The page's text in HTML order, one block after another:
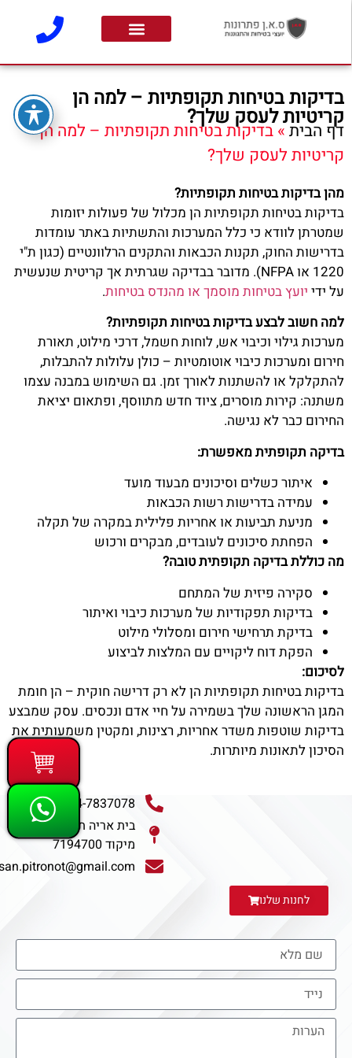
בדיקות בטיחות תקופתיות – למה הן
קריטיות לעסק שלך?
דף הבית»בדיקות בטיחות תקופתיות – למה הן
קריטיות לעסק שלך?
מהן בדיקות בטיחות תקופתיות?
בדיקות בטיחות תקופתיות הן מכלול של פעולות יזומות
שמטרתן לוודא כי כלל המערכות והתשתיות באתר עומדות
בדרישות החוק, תקנות הכבאות והתקנים הרלוונטיים (כגון ת"י
1220 או NFPA). מדובר בבדיקה שגרתית אך קריטית שנעשית
על ידי יועץ בטיחות מוסמך או מהנדס בטיחות.
למה חשוב לבצע בדיקות בטיחות תקופתיות?
מערכות גילוי וכיבוי אש, לוחות חשמל, דרכי מילוט, תאורת
חירום ומערכות כיבוי אוטומטיות – כולן עלולות להתבלות,
להתקלקל או להשתנות לאורך זמן. גם השימוש במבנה עצמו
משתנה: קירות מוסרים, ציוד חדש מתווסף, ופתאום יציאת
החירום כבר לא נגישה.
בדיקה תקופתית מאפשרת:
איתור כשלים וסיכונים מבעוד מועד
עמידה בדרישות רשות הכבאות
מניעת תביעות או אחריות פלילית במקרה של תקלה
הפחתת סיכונים לעובדים, מבקרים ורכוש
מה כוללת בדיקה תקופתית טובה?
סקירה פיזית של המתחם
בדיקות תפקודיות של מערכות כיבוי ואיתור
בדיקת תרחישי חירום ומסלולי מילוט
הפקת דוח ליקויים עם המלצות לביצוע
לסיכום:
בדיקות בטיחות תקופתיות הן לא רק דרישה חוקית – הן חומת
המגן הראשונה שלך בשמירה על חיי אדם ונכסים. עסק שמבצע
בדיקות שוטפות משדר אחריות, רצינות, ומקטין משמעותית את
הסיכון לתאונות מיותרות.
054-7837078
בית אריה ת.ד 711-2
מיקוד 7194700
san.pitronot@gmail.com
לחנות שלנו